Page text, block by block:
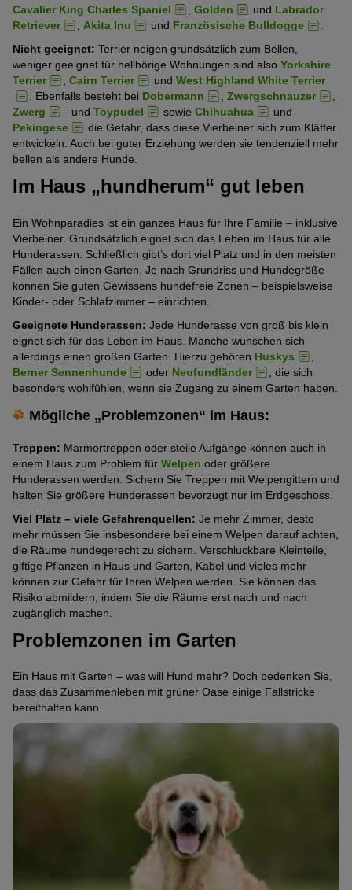
Cavalier King Charles Spaniel
, Golden und Labrador
Retriever
, Akita Inu und Französische Bulldogge
.
Nicht geeignet: Terrier neigen grundsätzlich zum Bellen,
weniger geeignet für hellhörige Wohnungen sind also Yorkshire
Terrier
, Cairn Terrier und West Highland White Terrier
. Ebenfalls besteht bei Dobermann , Zwergschnauzer
,
Zwerg
– und Toypudel sowie Chihuahua
und
Pekingese
die Gefahr, dass diese Vierbeiner sich zum Kläffer
entwickeln. Auch bei guter Erziehung werden sie tendenziell mehr
bellen als andere Hunde.
Im Haus „hundherum“ gut leben
Ein Wohnparadies ist ein ganzes Haus für Ihre Familie – inklusive
Vierbeiner. Grundsätzlich eignet sich das Leben im Haus für alle
Hunderassen. Schließlich gibt’s dort viel Platz und in den meisten
Fällen auch einen Garten. Je nach Grundriss und Hundegröße
können Sie guten Gewissens hundefreie Zonen – beispielsweise
Kinder- oder Schlafzimmer – einrichten.
Geeignete Hunderassen: Jede Hunderasse von groß bis klein
eignet sich für das Leben im Haus. Manche wünschen sich
allerdings einen großen Garten. Hierzu gehören Huskys
Berner Sennenhunde
oder Neufundländer
, die sich
besonders wohlfühlen, wenn sie Zugang zu einem Garten haben.
Mögliche „Problemzonen“ im Haus:
Treppen: Marmortreppen oder steile Aufgänge können auch in
einem Haus zum Problem für Welpen oder größere
Hunderassen werden. Sichern Sie Treppen mit Welpengittern und
halten Sie größere Hunderassen bevorzugt nur im Erdgeschoss.
Viel Platz – viele Gefahrenquellen: Je mehr Zimmer, desto
mehr müssen Sie insbesondere bei einem Welpen darauf achten,
die Räume hundegerecht zu sichern. Verschluckbare Kleinteile,
giftige Pflanzen in Haus und Garten, Kabel und vieles mehr
können zur Gefahr für Ihren Welpen werden. Sie können das
Risiko abmildern, indem Sie die Räume erst nach und nach
zugänglich machen.
Problemzonen im Garten
Ein Haus mit Garten – was will Hund mehr? Doch bedenken Sie,
dass das Zusammenleben mit grüner Oase einige Fallstricke
bereithalten kann.